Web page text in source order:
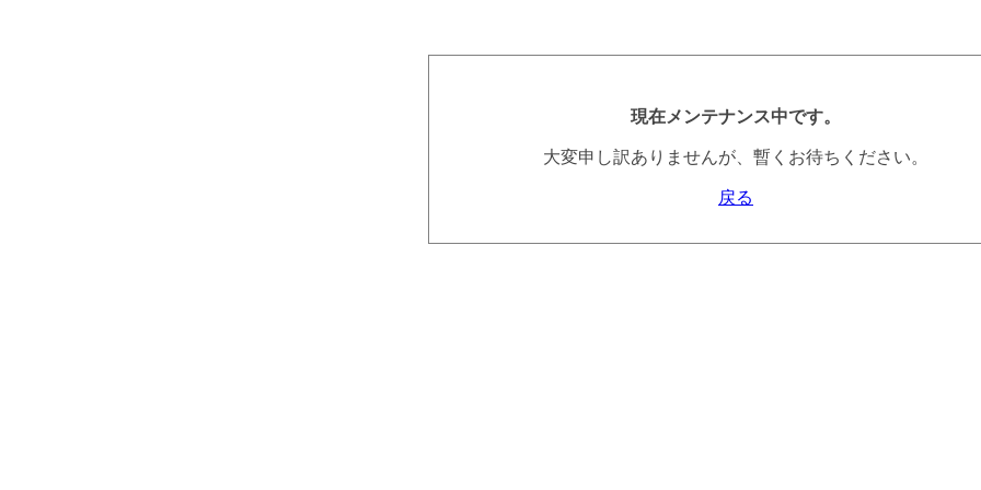
現在メンテナンス中です。
大変申し訳ありませんが、暫くお待ちください。
戻る